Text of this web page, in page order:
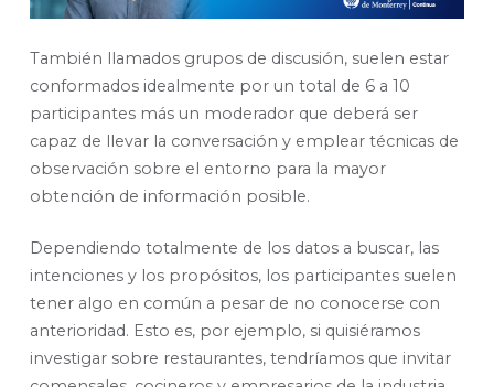
También llamados grupos de discusión, suelen estar
conformados idealmente por un total de 6 a 10
participantes más un moderador que deberá ser
capaz de llevar la conversación y emplear técnicas de
observación sobre el entorno para la mayor
obtención de información posible.
Dependiendo totalmente de los datos a buscar, las
intenciones y los propósitos, los participantes suelen
tener algo en común a pesar de no conocerse con
anterioridad. Esto es, por ejemplo, si quisiéramos
investigar sobre restaurantes, tendríamos que invitar